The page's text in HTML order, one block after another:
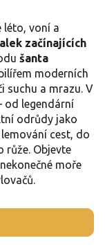
léto, voní a
začínajících
šanta
moderních
suchu a mrazu. V
od legendární
odrůdy jako
lemování cest, do
růže. Objevte
moře